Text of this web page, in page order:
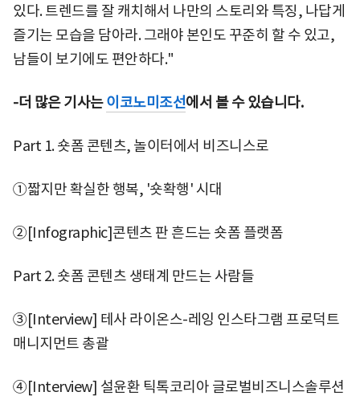
있다. 트렌드를 잘 캐치해서 나만의 스토리와 특징, 나답게
즐기는 모습을 담아라. 그래야 본인도 꾸준히 할 수 있고,
남들이 보기에도 편안하다."
-더 많은 기사는이코노미조선에서 볼 수 있습니다.
Part 1. 숏폼 콘텐츠, 놀이터에서 비즈니스로
①짧지만 확실한 행복, '숏확행' 시대
②[Infographic]콘텐츠 판 흔드는 숏폼 플랫폼
Part 2. 숏폼 콘텐츠 생태계 만드는 사람들
③[Interview] 테사 라이온스-레잉 인스타그램 프로덕트
매니지먼트 총괄
④[Interview] 설윤환 틱톡코리아 글로벌비즈니스솔루션